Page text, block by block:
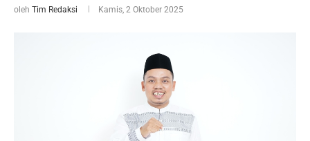
oleh Tim Redaksi Kamis, 2 Oktober 2025